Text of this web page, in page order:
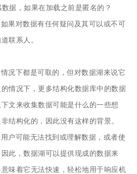
据，如果在加载之前是匿名的？
果对数据有任何疑问及其可以或不可
联系人。
况下都是可取的，但对数据湖来说它
情况下，更多结构化数据库中的数据
文来收集数据可能是什么的一些想
结构化的，因此没有这样的背景。
户可能无法找到或理解数据，或者使
此，数据湖可以提供现成的数据来
味着它无法快速，轻松地用于响应机